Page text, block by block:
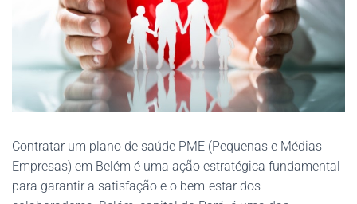
Contratar um plano de saúde PME (Pequenas e Médias
Empresas) em Belém é uma ação estratégica fundamental
para garantir a satisfação e o bem-estar dos